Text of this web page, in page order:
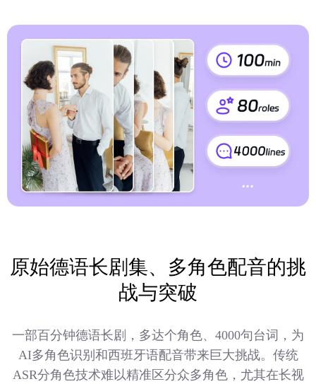
原始德语长剧集、多角色配音的挑
战与突破
一部百分钟德语长剧，多达个角色、4000句台词，为
AI多角色识别和西班牙语配音带来巨大挑战。传统
ASR分角色技术难以精准区分众多角色，尤其在长视